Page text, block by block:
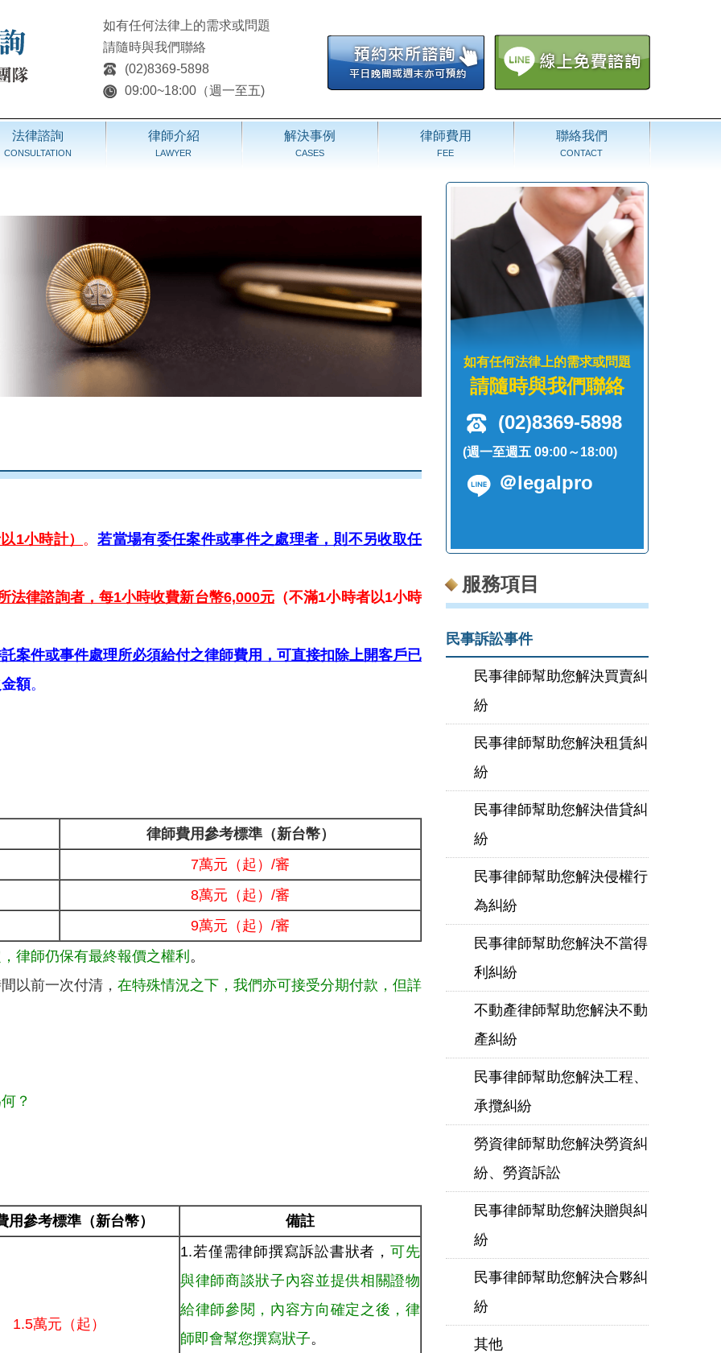
如有任何法律上的需求或問題
請隨時與我們聯絡
(02)8369-5898
09:00~18:00（週一至五)
法律諮詢
CONSULTATION
律師介紹
LAWYER
解決事例
CASES
律師費用
FEE
聯絡我們
CONTACT
1小時計） 。若當場有委任案件或事件之處理者，則不另收取任
法律諮詢者，每1小時收費新台幣6,000元 （不滿1小時者以1小時
案件或事件處理所必須給付之律師費用，可直接扣除上開客戶已
額。
律師費用參考標準（新台幣）
7萬元（起）/審
8萬元（起）/審
9萬元（起）/審
律師仍保有最終報價之權利 。
以前一次付清， 在特殊情況之下，我們亦可接受分期付款，但詳
？
用參考標準（新台幣） 備註
1.5萬元（起）
1.若僅需律師撰寫訴訟書狀者，可先
與律師商談狀子內容並提供相關證物
給律師參閱，內容方向確定之後，律
師即會幫您撰寫狀子。
如有任何法律上的需求或問題
請隨時與我們聯絡
(02)8369-5898
(週一至週五 09:00～18:00)
＠legalpro
服務項目
民事訴訟事件
民事律師幫助您解決買賣糾
紛
民事律師幫助您解決租賃糾
紛
民事律師幫助您解決借貸糾
紛
民事律師幫助您解決侵權行
為糾紛
民事律師幫助您解決不當得
利糾紛
不動產律師幫助您解決不動
產糾紛
民事律師幫助您解決工程、
承攬糾紛
勞資律師幫助您解決勞資糾
紛、勞資訴訟
民事律師幫助您解決贈與糾
紛
民事律師幫助您解決合夥糾
紛
其他